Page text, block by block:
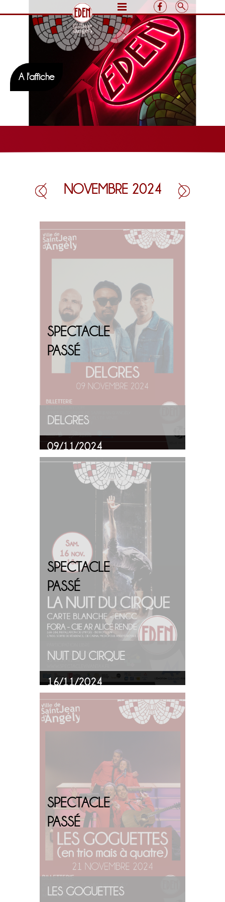
A l'affiche
NOVEMBRE 2024
SPECTACLE
PASSÉ
DELGRES
09/11/2024
D'INFOS
SPECTACLE
PASSÉ
NUIT DU CIRQUE
16/11/2024
D'INFOS
SPECTACLE
PASSÉ
LES GOGUETTES